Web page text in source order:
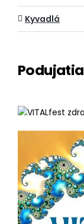
Kyvadlá
Podujatia